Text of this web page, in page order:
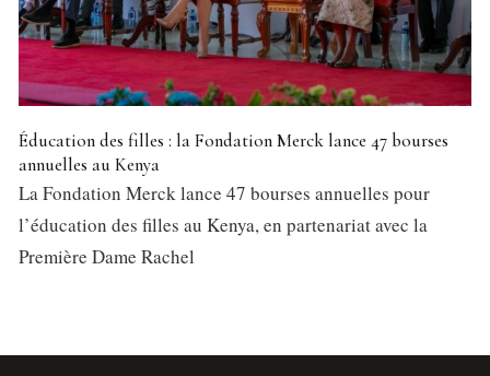
Éducation des filles : la Fondation Merck lance 47 bourses
annuelles au Kenya
La Fondation Merck lance 47 bourses annuelles pour
l’éducation des filles au Kenya, en partenariat avec la
Première Dame Rachel